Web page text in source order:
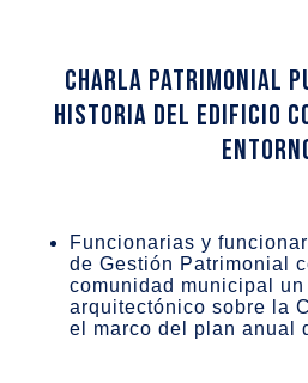
Charla patrimonial
historia del Edificio
Funcionarias y
de Gestión Patrimonial
comunidad municipal
arquitectónico sobre la
el marco del plan anual